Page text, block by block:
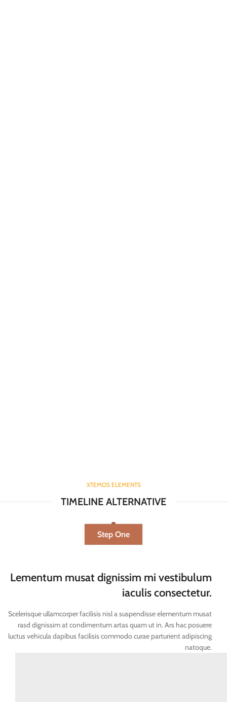
XTEMOS ELEMENTS
TIMELINE ALTERNATIVE
Step One
Lementum musat dignissim mi vestibulum
iaculis consectetur.
Scelerisque ullamcorper facilisis nisl a suspendisse elementum musat
rasd dignissim at condimentum artas quam ut in. Ars hac posuere
luctus vehicula dapibus facilisis commodo curae parturient adipiscing
natoque.